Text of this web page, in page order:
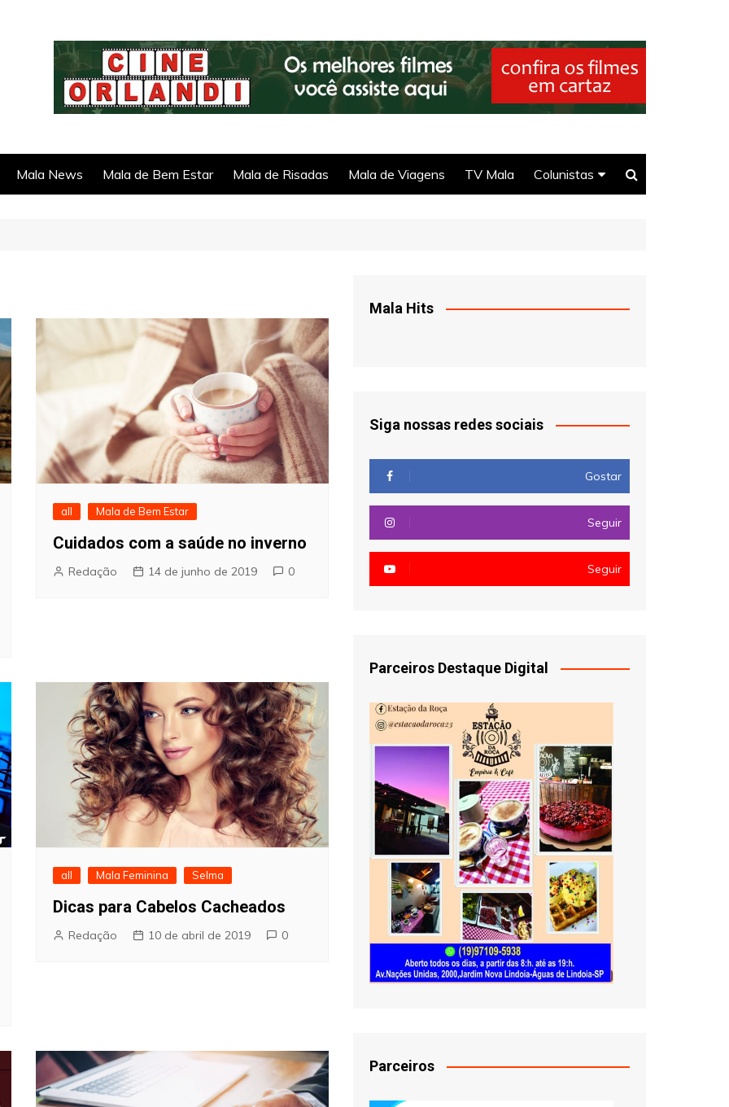
Mala News Mala de Bem Estar Mala de Risadas Mala de Viagens TV Mala Colunistas
all Mala de Bem Estar
Cuidados com a saúde no inverno
Redação 14 de junho de 2019 0
all Mala Feminina Selma
Dicas para Cabelos Cacheados
Redação 10 de abril de 2019 0
Mala Hits
Siga nossas redes sociais
Gostar
Seguir
Seguir
Parceiros Destaque Digital